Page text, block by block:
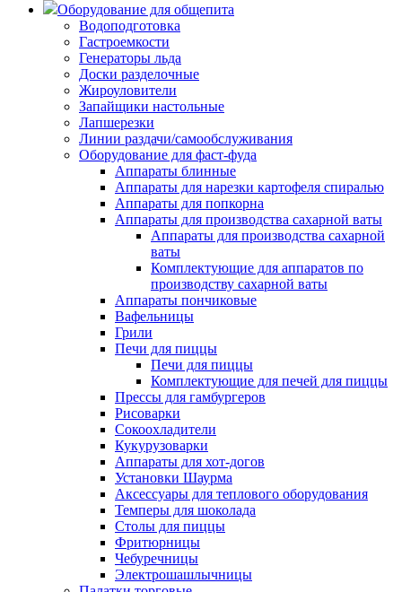
Оборудование для общепита
Водоподготовка
Гастроемкости
Генераторы льда
Доски разделочные
Жироуловители
Запайщики настольные
Лапшерезки
Линии раздачи/самообслуживания
Оборудование для фаст-фуда
Аппараты блинные
Аппараты для нарезки картофеля спиралью
Аппараты для попкорна
Аппараты для производства сахарной ваты
Аппараты для производства сахарной
ваты
Комплектующие для аппаратов по
производству сахарной ваты
Аппараты пончиковые
Вафельницы
Грили
Печи для пиццы
Печи для пиццы
Комплектующие для печей для пиццы
Прессы для гамбургеров
Рисоварки
Сокоохладители
Кукурузоварки
Аппараты для хот-догов
Установки Шаурма
Аксессуары для теплового оборудования
Темперы для шоколада
Столы для пиццы
Фритюрницы
Чебуречницы
Электрошашлычницы